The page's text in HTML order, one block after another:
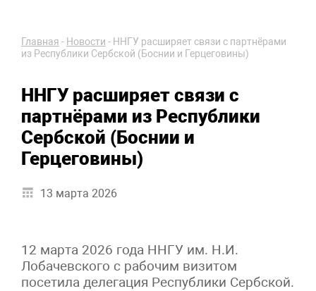
Главная - Новости - ННГУ расширяет связи с партнёрами
из Республики Сербской (Боснии и Герцеговины)
ННГУ расширяет связи с
партнёрами из Республики
Сербской (Боснии и
Герцеговины)
13 марта 2026
12 марта 2026 года ННГУ им. Н.И.
Лобачевского с рабочим визитом
посетила делегация Республики Сербской.